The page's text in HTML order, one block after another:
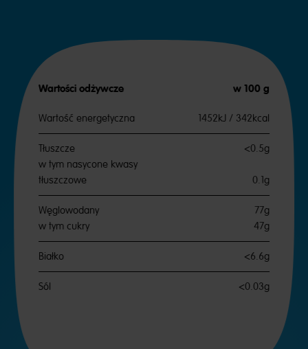
Wartości odżywcze w 100 g
Wartość energetyczna 1452kJ / 342kcal
Tłuszcze
<0.5g
w tym nasycone kwasy
tłuszczowe
0.1g
Węglowodany
77g
w tym cukry
47g
Białko <6.6g
Sól <0.03g